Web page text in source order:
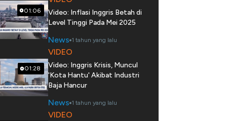
01:06
Video: Inflasi Inggris Betah di
Level Tinggi Pada Mei 2025
News 1 tahun yang lalu
01:28
VIDEO
Video: Inggris Krisis, Muncul
'Kota Hantu' Akibat Industri
Baja Hancur
News 1 tahun yang lalu
VIDEO